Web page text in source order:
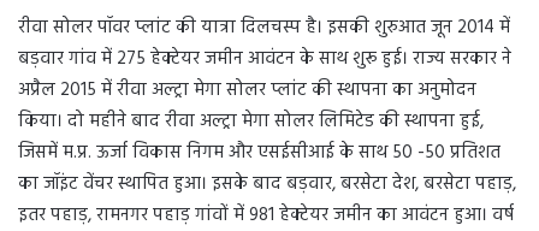
रीवा सोलर पॉवर प्लांट की यात्रा दिलचस्प है। इसकी शुरुआत जून 2014 में
बड़वार गांव में 275 हेक्टेयर जमीन आवंटन के साथ शुरू हुई। राज्य सरकार ने
अप्रैल 2015 में रीवा अल्ट्रा मेगा सोलर प्लांट की स्थापना का अनुमोदन
किया। दो महीने बाद रीवा अल्ट्रा मेगा सोलर लिमिटेड की स्थापना हुई,
जिसमें म.प्र. ऊर्जा विकास निगम और एसईसीआई के साथ 50 -50 प्रतिशत
का जॉइंट वेंचर स्थापित हुआ। इसके बाद बड़वार, बरसेटा देश, बरसेटा पहाड़,
इतर पहाड़, रामनगर पहाड़ गांवों में 981 हेक्टेयर जमीन का आवंटन हुआ। वर्ष